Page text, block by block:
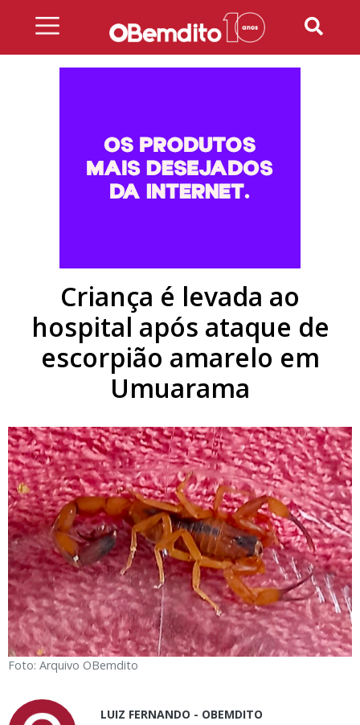
Criança é levada ao
hospital após ataque de
escorpião amarelo em
Umuarama
Foto: Arquivo OBemdito
LUIZ FERNANDO - OBEMDITO